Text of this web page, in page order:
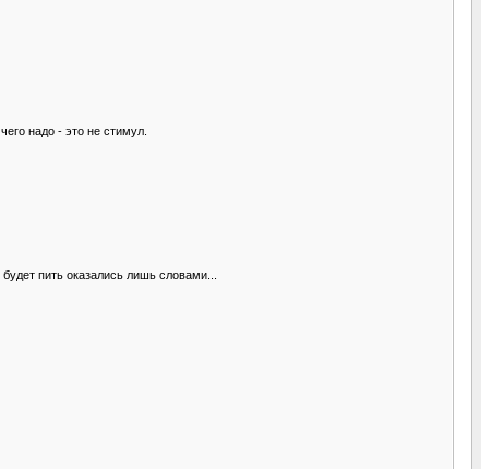
надо - это не стимул.
пить оказались лишь словами...